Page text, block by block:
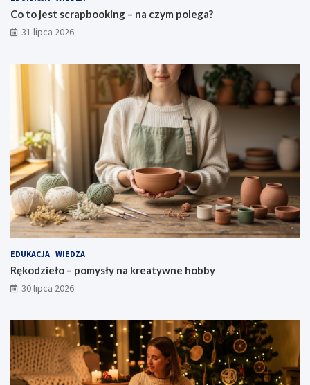
Co to jest scrapbooking – na czym polega?
31 lipca 2026
EDUKACJA WIEDZA
Rękodzieło – pomysły na kreatywne hobby
30 lipca 2026